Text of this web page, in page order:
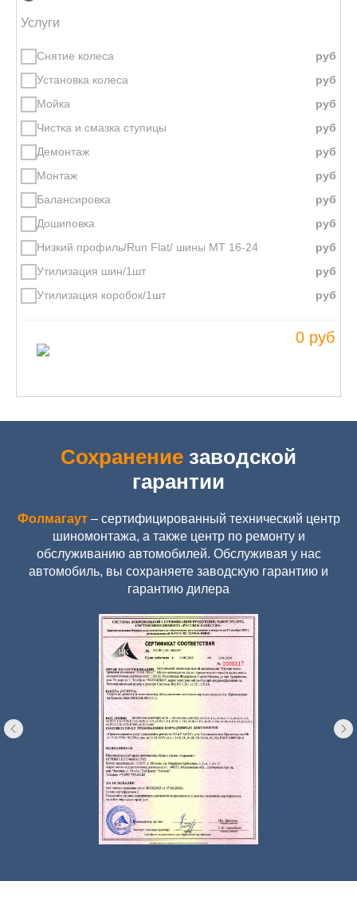
Услуги
Снятие колеса
Установка колеса
Мойка
Чистка и смазка ступицы
Демонтаж
Монтаж
Балансировка
Дошиповка
Низкий профиль/Run Flat/ шины МТ 16-24
Утилизация шин/1шт
Утилизация коробок/1шт
Сохранение заводской
гарантии
Фолмагаут – сертифицированный технический центр
шиномонтажа, а также центр по ремонту и
обслуживанию автомобилей. Обслуживая у нас
автомобиль, вы сохраняете заводскую гарантию и
гарантию дилера